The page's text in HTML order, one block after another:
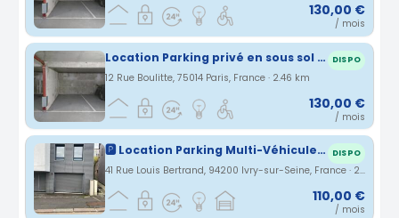
130,00 €
/ mois
Location Parking privé en sous sol PARIS 14 DISPO
12 Rue Boulitte, 75014 Paris, France · 2.46 km
130,00 €
/ mois
🅿️ Location Parking Multi-Véhicules - Ivry-sur-Seine (94200) proche Paris 13eme Porte d’Italie DISPO
41 Rue Louis Bertrand, 94200 Ivry-sur-Seine, France · 2.47 km
110,00 €
/ mois